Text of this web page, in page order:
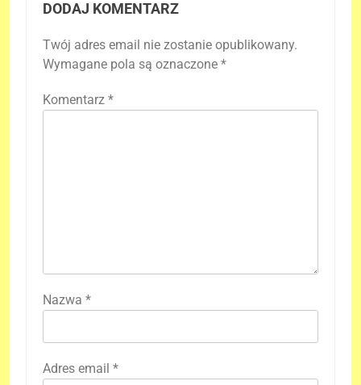
DODAJ KOMENTARZ
Twój adres email nie zostanie opublikowany.
Wymagane pola są oznaczone *
Komentarz *
Nazwa *
Adres email *